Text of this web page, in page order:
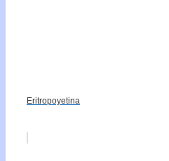
Eritropoyetina